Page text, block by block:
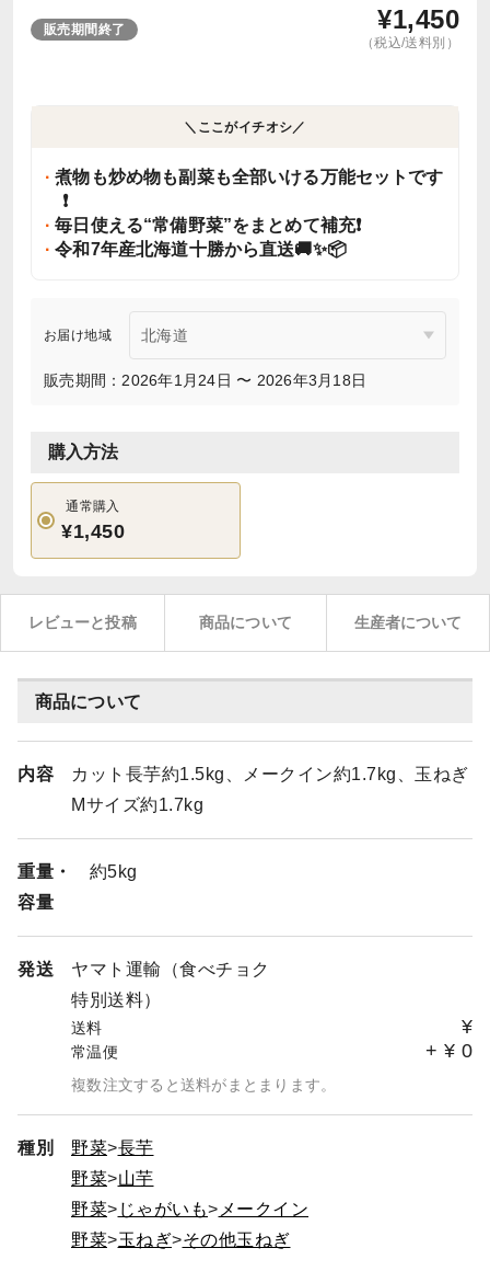
販売期間終了 ¥1,450
（税込/送料別）
＼ここがイチオシ／
煮物も炒め物も副菜も全部いける万能セットです
❗️
毎日使える“常備野菜”をまとめて補充❗️
令和7年産北海道十勝から直送🚚✨📦
お届け地域
販売期間：2026年1月24日 〜 2026年3月18日
購入方法
通常購入
¥1,450
レビューと投稿 商品について 生産者について
商品について
内容
カット長芋約1.5kg、メークイン約1.7kg、玉ねぎ
Mサイズ約1.7kg
重量・
容量
約5kg
発送
ヤマト運輸（食べチョク
特別送料）
送料 ¥
常温便 + ¥ 0
複数注文すると送料がまとまります。
種別 野菜 長芋
野菜
山芋
野菜
じゃがいも
メークイン
野菜
玉ねぎ その他玉ねぎ